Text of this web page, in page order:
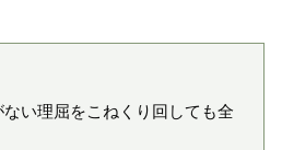
ない理屈をこねくり回しても全